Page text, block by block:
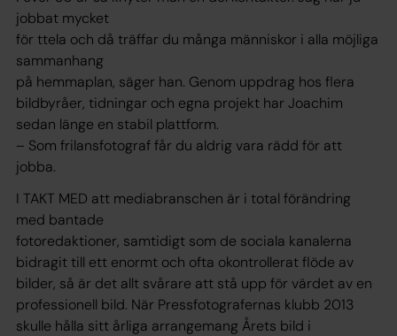
jobbat mycket
för ttela och då träffar du många människor i alla möjliga
sammanhang
på hemmaplan, säger han. Genom uppdrag hos flera
bildbyråer, tidningar och egna projekt har Joachim
sedan länge en stabil plattform.
– Som frilansfotograf får du aldrig vara rädd för att
jobba.
I TAKT MED att mediabranschen är i total förändring
med bantade
fotoredaktioner, samtidigt som de sociala kanalerna
bidragit till ett enormt och ofta okontrollerat flöde av
bilder, så är det allt svårare att stå upp för värdet av en
professionell bild. När Pressfotografernas klubb 2013
skulle hålla sitt årliga arrangemang Årets bild i